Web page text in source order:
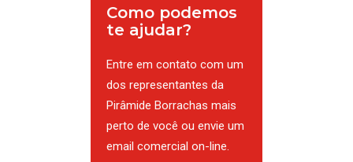
Como podemos
te ajudar?
Entre em contato com um
dos representantes da
Pirâmide Borrachas mais
perto de você ou envie um
email comercial on-line.